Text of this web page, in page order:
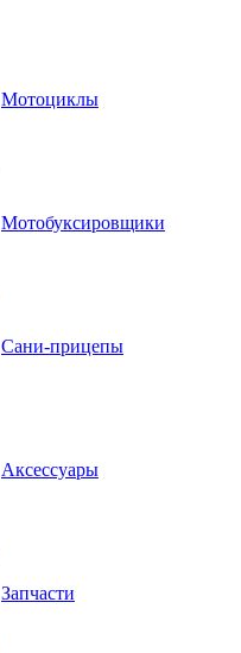
Мотоциклы
Мотобуксировщики
Сани-прицепы
Аксессуары
Запчасти